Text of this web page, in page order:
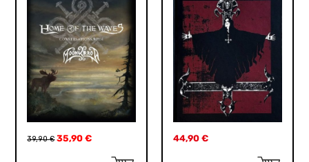
39,90€ 35,90€ 44,90 €